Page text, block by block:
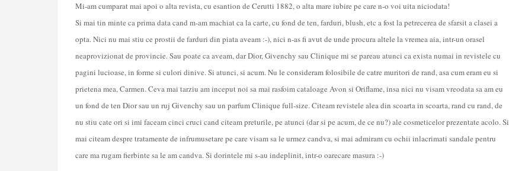
Mi-am cumparat mai apoi o alta revista, cu esantion de Cerutti 1882, o alta mare iubire pe care n-o voi uita niciodata!
Si mai tin minte ca prima data cand m-am machiat ca la carte, cu fond de ten, farduri, blush, etc a fost la petrecerea de sfarsit a clasei a
opta. Nici nu mai stiu ce prostii de farduri din piata aveam :-), nici n-as fi avut de unde procura altele la vremea aia, intr-un orasel
neaprovizionat de provincie. Sau poate ca aveam, dar Dior, Givenchy sau Clinique mi se pareau atunci ca exista numai in revistele cu
pagini lucioase, in forme si culori dinive. Si atunci, si acum. Nu le consideram folosibile de catre muritori de rand, asa cum eram eu si
prietena mea, Carmen. Ceva mai tarziu am inceput noi sa mai rasfoim cataloage Avon si Oriflame, insa nici nu visam vreodata sa am eu
un fond de ten Dior sau un ruj Givenchy sau un parfum Clinique full-size. Citeam revistele alea din scoarta in scoarta, rand cu rand, de
nu stiu cate ori si imi faceam cinci cruci cand citeam preturile, pe atunci (dar si pe acum, de ce nu?) ale cosmeticelor prezentate acolo. Si
mai citeam despre tratamente de infrumusetare pe care visam sa le urmez candva, si mai admiram cu ochii inlacrimati sandale pentru
care ma rugam fierbinte sa le am candva. Si dorintele mi s-au indeplinit, intr-o oarecare masura :-)